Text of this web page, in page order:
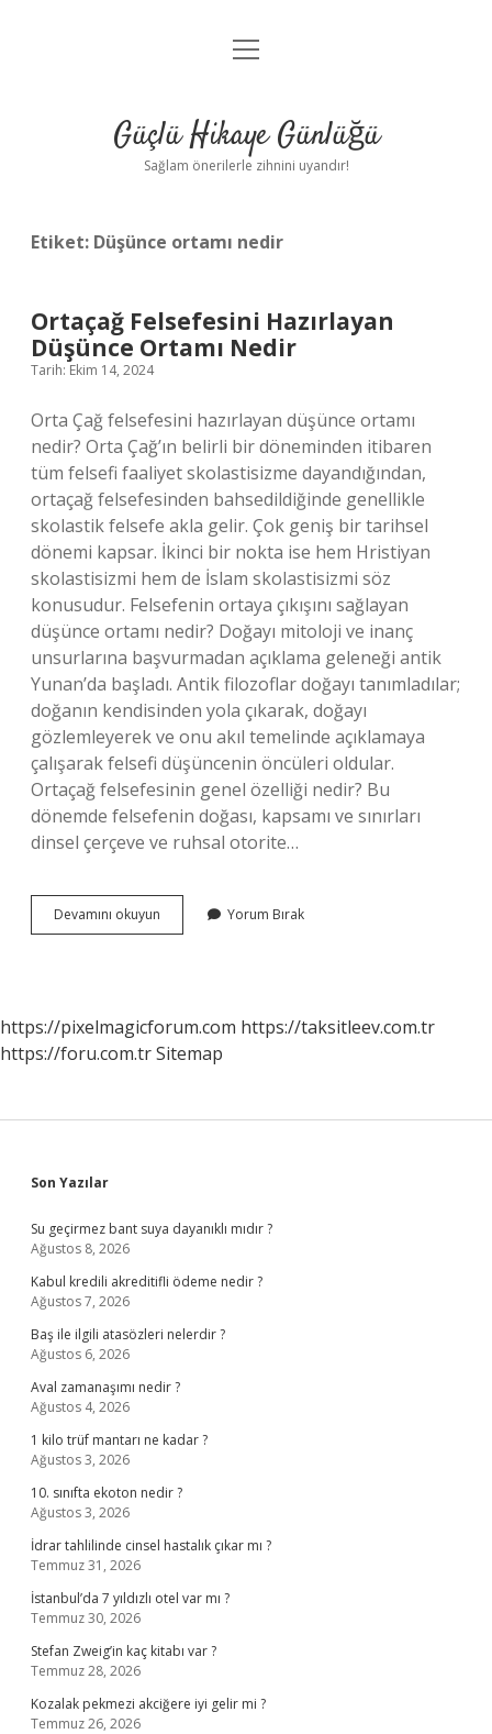
Anasayfa
Yasal Uyarı
menüyü
Güçlü Hikaye Günlüğü
Sağlam önerilerle zihnini uyandır!
Etiket: Düşünce ortamı nedir
Ortaçağ Felsefesini Hazırlayan
Düşünce Ortamı Nedir
Tarih: Ekim 14, 2024
Orta Çağ felsefesini hazırlayan düşünce ortamı
nedir? Orta Çağ’ın belirli bir döneminden itibaren
tüm felsefi faaliyet skolastisizme dayandığından,
ortaçağ felsefesinden bahsedildiğinde genellikle
skolastik felsefe akla gelir. Çok geniş bir tarihsel
dönemi kapsar. İkinci bir nokta ise hem Hristiyan
skolastisizmi hem de İslam skolastisizmi söz
konusudur. Felsefenin ortaya çıkışını sağlayan
düşünce ortamı nedir? Doğayı mitoloji ve inanç
unsurlarına başvurmadan açıklama geleneği antik
Yunan’da başladı. Antik filozoflar doğayı tanımladılar;
doğanın kendisinden yola çıkarak, doğayı
gözlemleyerek ve onu akıl temelinde açıklamaya
çalışarak felsefi düşüncenin öncüleri oldular.
Ortaçağ felsefesinin genel özelliği nedir? Bu
dönemde felsefenin doğası, kapsamı ve sınırları
dinsel çerçeve ve ruhsal otorite…
Devamını okuyun Ortaçağ
Felsefesini
Yorum Bırak
https://pixelmagicforum.com https://taksitleev.com.tr
https://foru.com.trSitemap
Sidebar
Son Yazılar
Su geçirmez bant suya dayanıklı mıdır ?
Ağustos 8, 2026
Kabul kredili akreditifli ödeme nedir ?
Ağustos 7, 2026
Baş ile ilgili atasözleri nelerdir ?
Ağustos 6, 2026
Aval zamanaşımı nedir ?
Ağustos 4, 2026
1 kilo trüf mantarı ne kadar ?
Ağustos 3, 2026
10. sınıfta ekoton nedir ?
Ağustos 3, 2026
İdrar tahlilinde cinsel hastalık çıkar mı ?
Temmuz 31, 2026
İstanbul’da 7 yıldızlı otel var mı ?
Temmuz 30, 2026
Stefan Zweig’in kaç kitabı var ?
Temmuz 28, 2026
Kozalak pekmezi akciğere iyi gelir mi ?
Temmuz 26, 2026